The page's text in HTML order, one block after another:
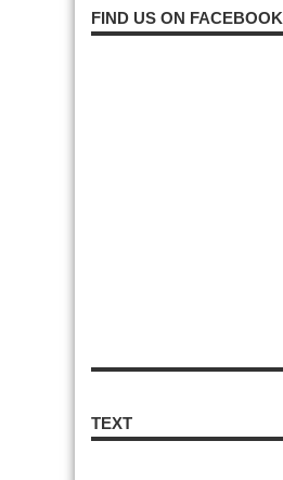
FIND US ON FACEBOOK
TEXT